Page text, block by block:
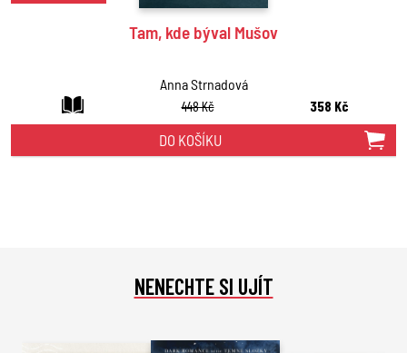
Tam, kde býval Mušov
Anna Strnadová
448 Kč
358 Kč
DO KOŠÍKU
NENECHTE SI UJÍT